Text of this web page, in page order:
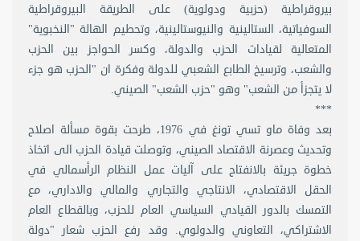
بيروقراطية (حزبية ودولوية) على الطريقة البيروقراطية
السوفياتية، الستالينية والنيوستالينية، وتحطيم الهالة "النخبوية"
المتعالية لقيادات الحزب والدولة، وكسر الحواجز بين الحزب
والشعب، وترسيخ الطابع الشعبي للدولة وفكرة ان "الحزب هو جزء
لا يتجزأ من الشعب" وهو "حزب الشعب" الصيني.
***
بعد وفاة ماو تسي تونغ في 1976، طرحت بقوة مسألة اصلاح
وتحديث وعصرنة الاقتصاد الصيني، وتوصلت قيادة الحزب الى اتخاذ
خطوة جريئة بالانفتاح على آليات عمل النظام الرأسمالي في
الحقل الاقتصادي، الانتاجي والتجاري والمالي والاداري، مع
التمسك بالدور القيادي السياسي العام للحزب، وبالقطاع العام
الاشتراكي، التعاوني والدولوي. وقد رفع الحزب شعار "دولة